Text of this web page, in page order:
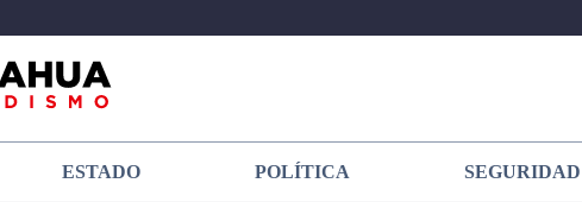
ESTADO POLÍTICA SEGURIDAD